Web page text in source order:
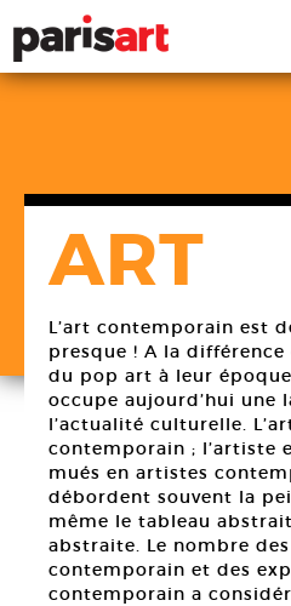
ART
L’art contemporain est
presque ! A la
du pop art à leur
occupe aujourd’hui une
l’actualité culturelle.
contemporain ; l’artiste
mués en artistes
débordent souvent la
même le tableau
abstraite. Le nombre
contemporain et des
contemporain a